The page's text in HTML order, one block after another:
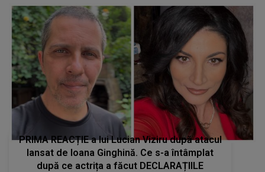
PRIMA REACȚIE a lui Lucian Viziru după atacul
lansat de Ioana Ginghină. Ce s-a întâmplat
după ce actrița a făcut DECLARAȚIILE